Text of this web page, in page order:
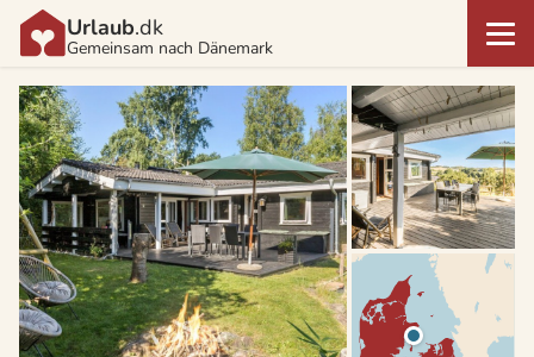
Urlaub.dk
Gemeinsam nach Dänemark